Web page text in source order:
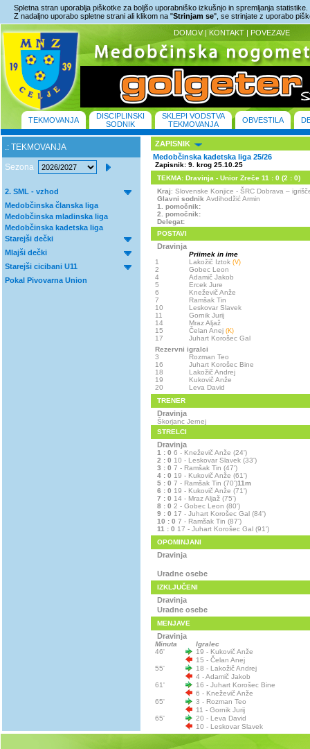
Spletna stran uporablja piškotke za boljšo uporabniško izkušnjo in spremljanja statistike.
Z nadaljno uporabo spletne strani ali klikom na "Strinjam se", se strinjate z uporabo
DOMOV | KONTAKT | POVEZAVE
TEKMOVANJA
DISCIPLINSKI
SODNIK
SKLEPI VODSTVA
TEKMOVANJA
OBVESTILA
.: TEKMOVANJA
Sezona
2. SML - vzhod
Medobčinska članska liga
Medobčinska mladinska liga
Medobčinska kadetska liga
Starejši dečki
Mlajši dečki
Starejši cicibani U11
Pokal Pivovarna Union
ZAPISNIK
Medobčinska kadetska liga 25/26
Zapisnik: 9. krog 25.10.25
TEKMA: Dravinja - Unior Zreče 11 : 0 (2 : 0)
Kraj: Slovenske Konjice - ŠRC Dobrava –
Glavni sodnik Avdihodžić Armin
1. pomočnik:
2. pomočnik:
Delegat:
POSTAVI
Dravinja
Priimek in ime
1
Lakožič Iztok (V)
2
Gobec Leon
4
Adamič Jakob
5
Ercek Jure
6
Kneževič Anže
7
Ramšak Tin
10
Leskovar Slavek
11
Gornik Jurij
14
Mraz Aljaž
15
Čelan Anej (K)
17
Juhart Korošec Gal
Rezervni igralci
3
Rozman Teo
16
Juhart Korošec Bine
18
Lakožič Andrej
19
Kukovič Anže
20
Leva David
TRENER
Dravinja
Škorjanc Jernej
STRELCI
Dravinja
1 : 0 6 - Kneževič Anže (24')
2 : 0 10 - Leskovar Slavek (33')
3 : 0 7 - Ramšak Tin (47')
4 : 0 19 - Kukovič Anže (61')
5 : 0 7 - Ramšak Tin (70')11m
6 : 0 19 - Kukovič Anže (71')
7 : 0 14 - Mraz Aljaž (75')
8 : 0 2 - Gobec Leon (80')
9 : 0 17 - Juhart Korošec Gal (84')
10 : 0 7 - Ramšak Tin (87')
11 : 0 17 - Juhart Korošec Gal (91')
OPOMINJANI
Dravinja
Uradne osebe
IZKLJUČENI
Dravinja
Uradne osebe
MENJAVE
Dravinja
Minuta
Igralec
46'
19 - Kukovič Anže
15 - Čelan Anej
55'
18 - Lakožič Andrej
4 - Adamič Jakob
61'
16 - Juhart Korošec Bine
6 - Kneževič Anže
65'
3 - Rozman Teo
11 - Gornik Jurij
65'
20 - Leva David
10 - Leskovar Slavek